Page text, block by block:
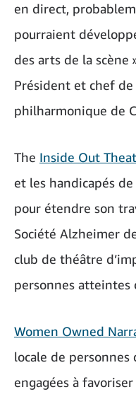
en direct,
pourraient
des arts de la scène
Président et chef
philharmonique de
The Inside Out
et les handicapés
pour étendre son
Société Alzheimer
club de théâtre
personnes atteintes
Women Owned
locale de
engagées à